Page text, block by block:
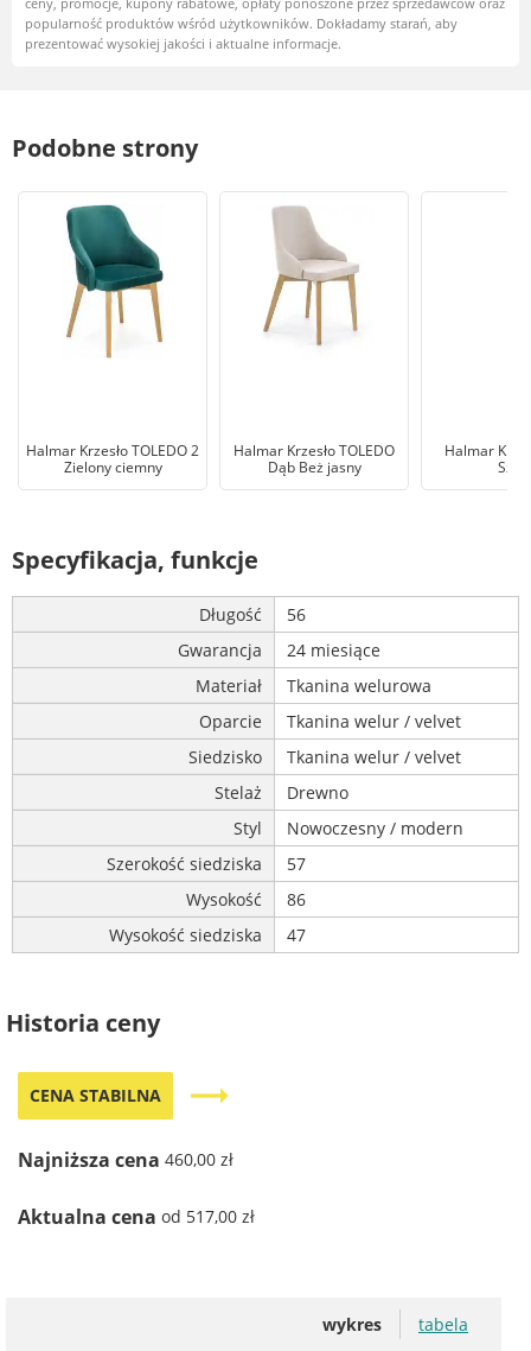
popularność produktów wśród użytkowników. Dokładamy starań, aby
prezentować wysokiej jakości i aktualne informacje.
Podobne strony
Halmar Krzesło TOLEDO 2
Zielony ciemny
Halmar Krzesło TOLEDO
Dąb Beż jasny
Halmar
Specyfikacja, funkcje
Długość
56
Gwarancja
24 miesiące
Materiał
Tkanina welurowa
Oparcie
Tkanina welur / velvet
Siedzisko
Tkanina welur / velvet
Stelaż
Drewno
Styl
Nowoczesny / modern
Szerokość siedziska
57
Wysokość
86
Wysokość siedziska
47
Historia ceny
CENA STABILNA trending_flat
Najniższa cena 460,00 zł
Aktualna cena od 517,00 zł
wykres tabela